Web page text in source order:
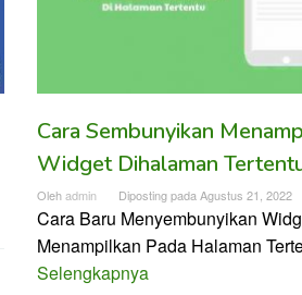
Cara Sembunyikan
Widget Dihalaman
Olehadmin Diposting padaAgustus 21, 2022
Cara Baru Menyembunyikan
Menampilkan Pada Halaman
Selengkapnya